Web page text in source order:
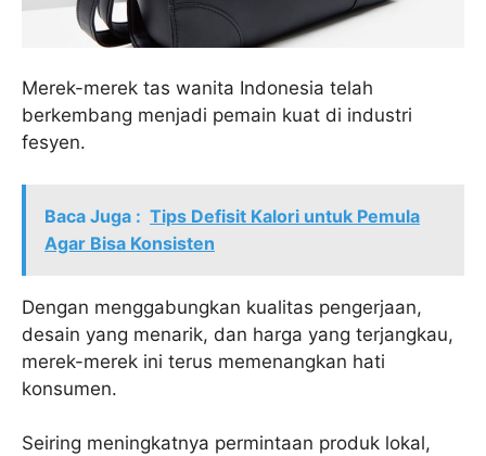
Merek-merek tas wanita Indonesia telah
berkembang menjadi pemain kuat di industri
fesyen.
Baca Juga : Tips Defisit Kalori untuk Pemula
Agar Bisa Konsisten
Dengan menggabungkan kualitas pengerjaan,
desain yang menarik, dan harga yang terjangkau,
merek-merek ini terus memenangkan hati
konsumen.
Seiring meningkatnya permintaan produk lokal,